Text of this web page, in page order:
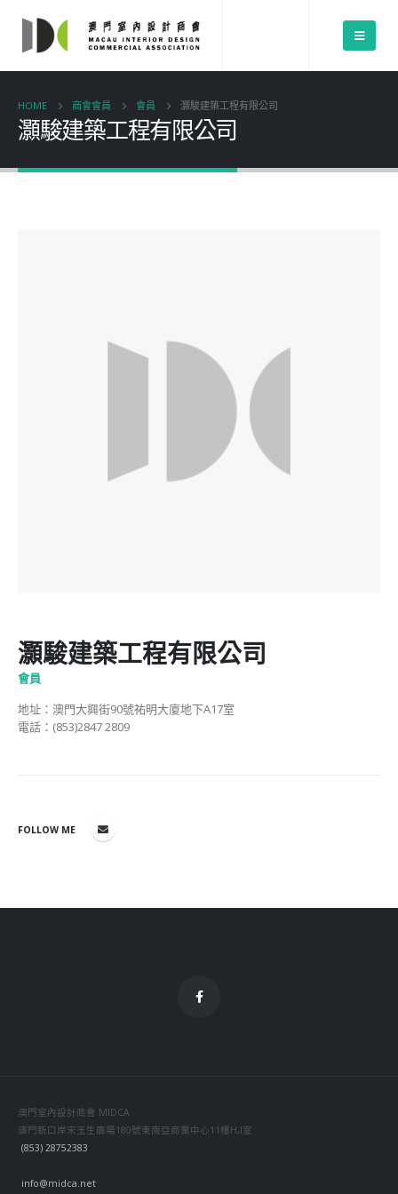
HOME 商會會員 會員 灝駿建築工程有限公司
灝駿建築工程有限公司
灝駿建築工程有限公司
會員
地址：澳門大興街90號祐明大廈地下A17室
電話：(853)2847 2809
FOLLOW ME
澳門室內設計商會 MIDCA
澳門新口岸宋玉生廣場180號東南亞商業中心11樓H,I室
(853) 28752383
info@midca.net